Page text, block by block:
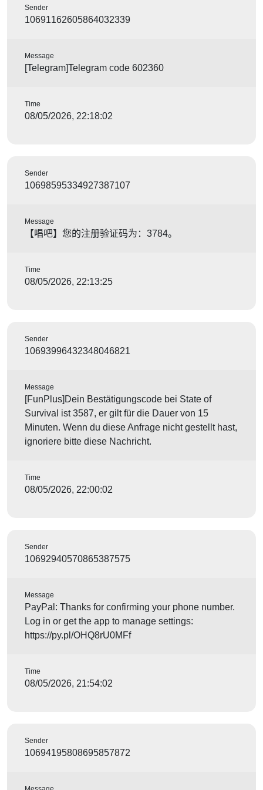
Sender
10691162605864032339
Message
[Telegram]Telegram code 602360
Time
08/05/2026, 22:18:02
Sender
10698595334927387107
Message
【唱吧】您的注册验证码为：3784。
Time
08/05/2026, 22:13:25
Sender
10693996432348046821
Message
[FunPlus]Dein Bestätigungscode bei State of
Survival ist 3587, er gilt für die Dauer von 15
Minuten. Wenn du diese Anfrage nicht gestellt hast,
ignoriere bitte diese Nachricht.
Time
08/05/2026, 22:00:02
Sender
10692940570865387575
Message
PayPal: Thanks for confirming your phone number.
Log in or get the app to manage settings:
https://py.pl/OHQ8rU0MFf
Time
08/05/2026, 21:54:02
Sender
10694195808695857872